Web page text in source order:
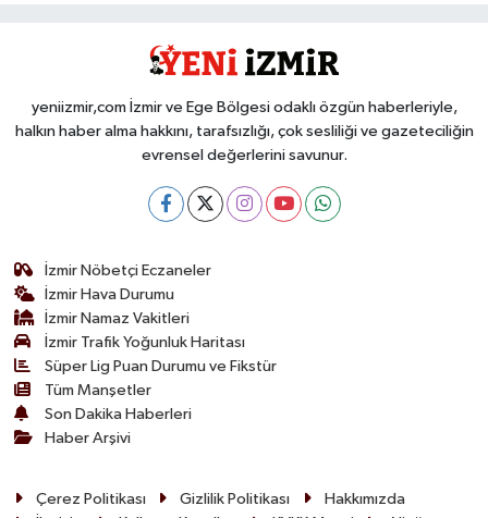
yeniizmir,com İzmir ve Ege Bölgesi odaklı özgün haberleriyle,
halkın haber alma hakkını, tarafsızlığı, çok sesliliği ve gazeteciliğin
evrensel değerlerini savunur.
İzmir Nöbetçi Eczaneler
İzmir Hava Durumu
İzmir Namaz Vakitleri
İzmir Trafik Yoğunluk Haritası
Süper Lig Puan Durumu ve Fikstür
Tüm Manşetler
Son Dakika Haberleri
Haber Arşivi
Çerez Politikası Gizlilik Politikası
Hakkımızda